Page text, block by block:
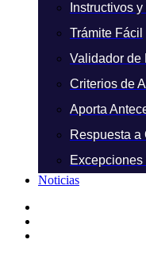
Instructivos
Trámite Fácil
Validador de
Criterios de
Aporta
Respuesta a
Noticias